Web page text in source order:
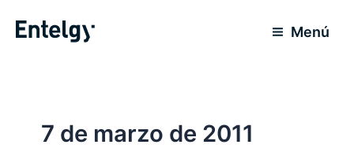
Menú
7 de marzo de 2011